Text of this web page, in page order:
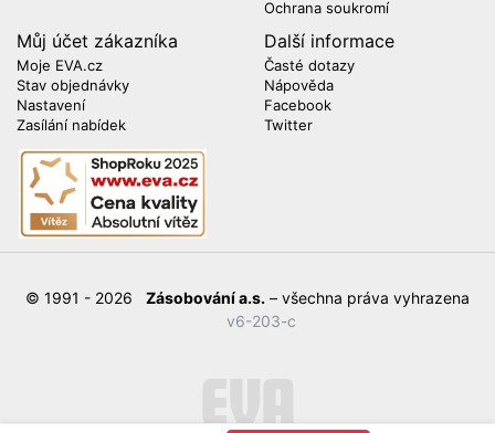
Ochrana soukromí
Můj účet zákazníka
Moje EVA.cz
Stav objednávky
Nastavení
Zasílání nabídek
Další informace
Časté dotazy
Nápověda
Facebook
Twitter
© 1991 - 2026 Zásobování a.s. – všechna práva vyhrazena
v6-203-c